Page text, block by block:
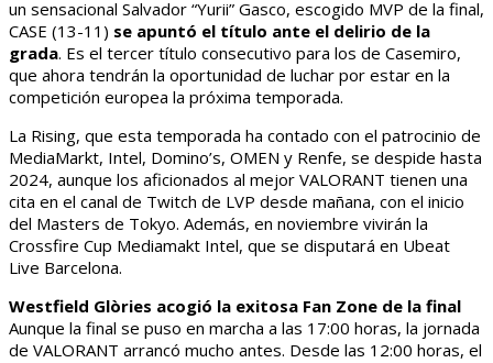
un sensacional Salvador “Yurii” Gasco, escogido MVP de la final,
CASE (13-11) se apuntó el título ante el delirio de la
grada. Es el tercer título consecutivo para los de Casemiro,
que ahora tendrán la oportunidad de luchar por estar en la
competición europea la próxima temporada.
La Rising, que esta temporada ha contado con el patrocinio de
MediaMarkt, Intel, Domino’s, OMEN y Renfe, se despide hasta
2024, aunque los aficionados al mejor VALORANT tienen una
cita en el canal de Twitch de LVP desde mañana, con el inicio
del Masters de Tokyo. Además, en noviembre vivirán la
Crossfire Cup Mediamakt Intel, que se disputará en Ubeat
Live Barcelona.
Westfield Glòries acogió la exitosa Fan Zone de la final
Aunque la final se puso en marcha a las 17:00 horas, la jornada
de VALORANT arrancó mucho antes. Desde las 12:00 horas, el